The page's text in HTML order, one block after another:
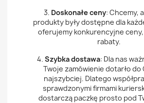
3. Doskonałe ceny: Chcemy,
produkty były dostępne dla
oferujemy konkurencyjne
rabaty.
4. Szybka dostawa: Dla nas
Twoje zamówienie dotarło do
najszybciej. Dlatego
sprawdzonymi firmami
dostarczą paczkę prosto pod